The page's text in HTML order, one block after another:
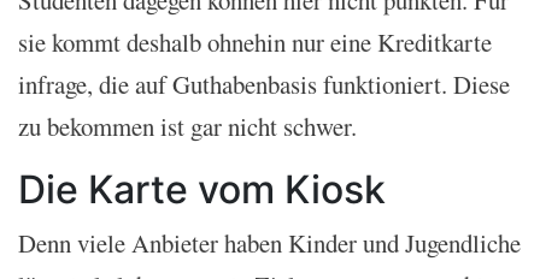
sie kommt deshalb ohnehin nur eine Kreditkarte
infrage, die auf Guthabenbasis funktioniert. Diese
zu bekommen ist gar nicht schwer.
Die Karte vom Kiosk
Denn viele Anbieter haben Kinder und Jugendliche